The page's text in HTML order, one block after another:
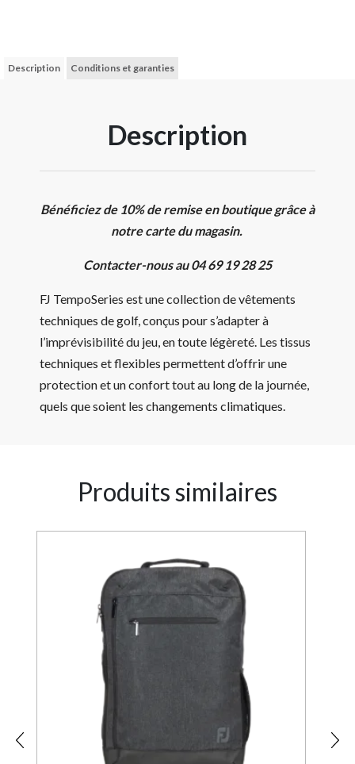
Description Conditions et garanties
Description
Bénéficiez de 10% de remise en boutique grâce à
notre carte du magasin.
Contacter-nous au 04 69 19 28 25
FJ TempoSeries est une collection de vêtements
techniques de golf, conçus pour s’adapter à
l’imprévisibilité du jeu, en toute légèreté. Les tissus
techniques et flexibles permettent d’offrir une
protection et un confort tout au long de la journée,
quels que soient les changements climatiques.
Produits similaires